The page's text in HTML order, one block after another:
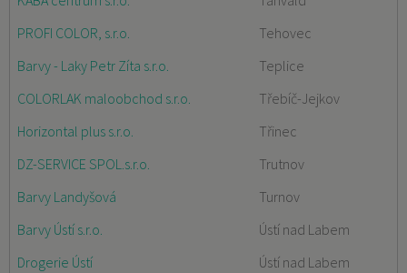
PROFI COLOR, s.r.o.
Tehovec
Barvy - Laky Petr Zíta s.r.o.
Teplice
COLORLAK maloobchod s.r.o.
Třebíč-Jejkov
Horizontal plus s.r.o.
Třinec
DZ-SERVICE SPOL.s.r.o.
Trutnov
Barvy Landyšová
Turnov
Barvy Ústí s.r.o.
Ústí nad Labem
Drogerie Ústí
Ústí nad Labem